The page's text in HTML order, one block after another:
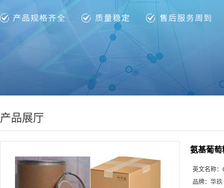
产品展厅
氨基葡萄
英文名称：
品牌： 华玖